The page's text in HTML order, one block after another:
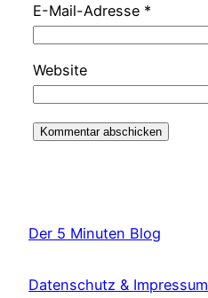
E-Mail-Adresse *
Website
Der 5 Minuten Blog
Datenschutz & Impressum